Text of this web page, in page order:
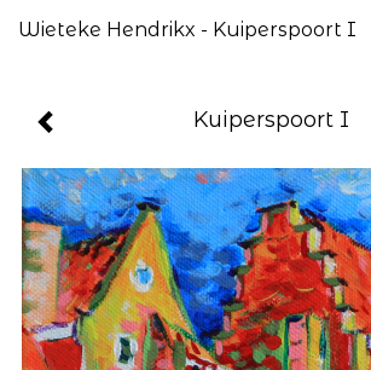
Wieteke Hendrikx - Kuiperspoort I
Kuiperspoort I